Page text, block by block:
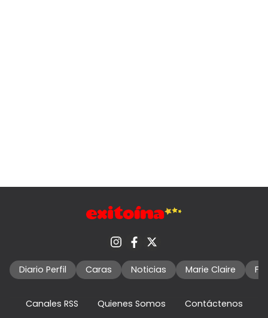
Diario Perfil Caras Noticias Marie Claire
Canales RSS Quienes Somos Contáctenos